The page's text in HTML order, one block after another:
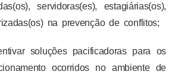
servidoras(es), estagiárias(os),
na prevenção de conflitos;
soluções pacificadoras para os
ocorridos no ambiente de